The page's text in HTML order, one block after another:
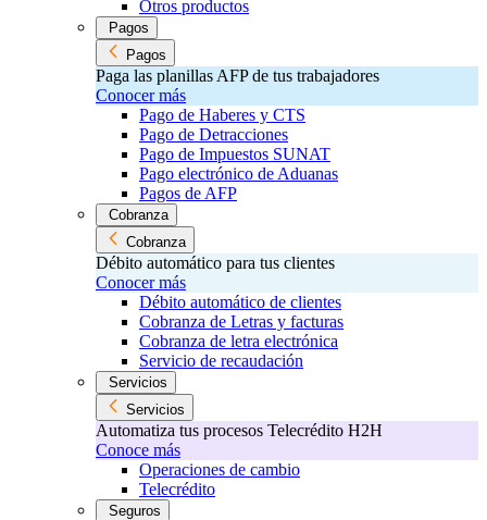
Otros productos
Pagos
Pagos
Paga las planillas AFP de tus trabajadores
Conocer más
Pago de Haberes y CTS
Pago de Detracciones
Pago de Impuestos SUNAT
Pago electrónico de Aduanas
Pagos de AFP
Cobranza
Cobranza
Débito automático para tus clientes
Conocer más
Débito automático de clientes
Cobranza de Letras y facturas
Cobranza de letra electrónica
Servicio de recaudación
Servicios
Servicios
Automatiza tus procesos Telecrédito H2H
Conoce más
Operaciones de cambio
Telecrédito
Seguros